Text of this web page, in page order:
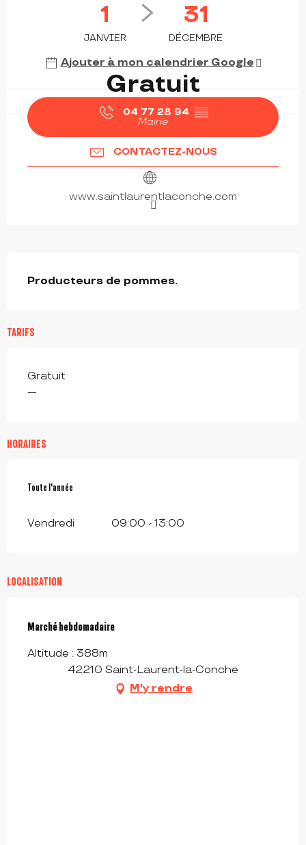
1
JANVIER
31
DÉCEMBRE
Ajouter à mon calendrier Google
Gratuit
04 77 28 94 ▒▒
Mairie
CONTACTEZ-NOUS
www.saintlaurentlaconche.com
Producteurs de pommes.
TARIFS
Gratuit
—
HORAIRES
Toute l'année
Toute l'année
Vendredi 09:00 - 13:00
LOCALISATION
Marché hebdomadaire
Altitude : 388m
42210 Saint-Laurent-la-Conche
M'y rendre